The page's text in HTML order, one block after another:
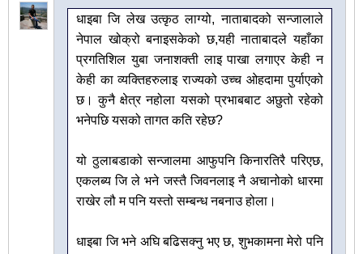
धाइबा जि लेख उत्कृठ लाग्यो, नाताबादको सन्जालाले
नेपाल खोक्रो बनाइसकेको छ,यही नाताबादले यहाँका
प्रगतिशिल युबा जनाशक्ती लाइ पाखा लगाएर केही न
केही का व्यक्तिहरुलाइ राज्यको उच्च ओहदामा पुर्याएको
छ। कुनै क्षेत्र नहोला यसको प्रभाबबाट अछुतो रहेको
भनेपछि यसको तागत कति रहेछ?
यो ठुलाबडाको सन्जालमा आफुपनि किनारतिरै परिएछ,
एकलब्य जि ले भने जस्तै जिवनलाइ नै अचानोको धारमा
राखेर लौ म पनि यस्तो सम्बन्ध नबनाउ होला।
धाइबा जि भने अघि बढिसक्नु भए छ, शुभकामना मेरो पनि